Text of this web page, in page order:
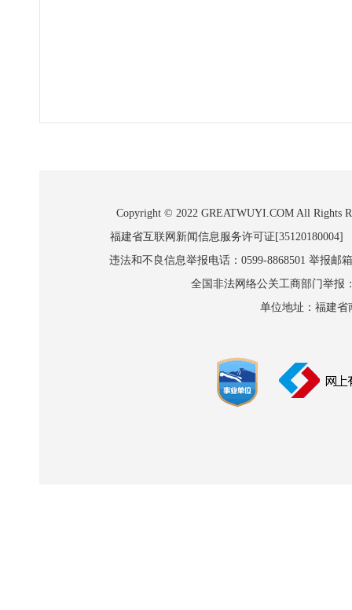
Copyright © 2022 GREATWUYI.COM All Rights
福建省互联网新闻信息服务许可证
违法和不良信息举报电话：0599-8868501 举报邮
全国非法网络公关工商部门举报
单位地址：福建省